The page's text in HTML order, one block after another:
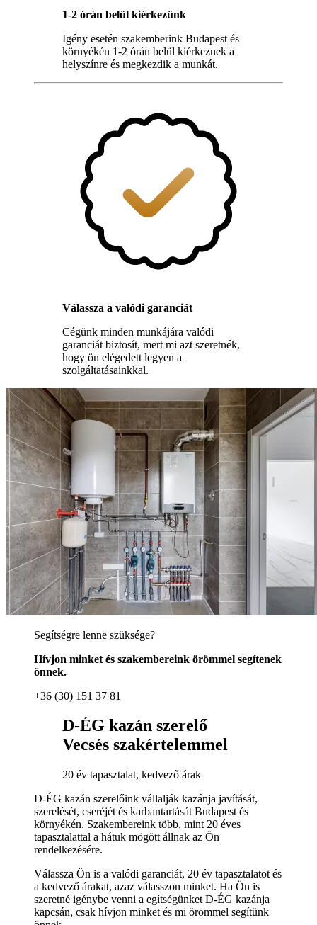
1-2 órán belül kiérkezünk
Igény esetén szakemberink Budapest és
környékén 1-2 órán belül kiérkeznek a
helyszínre és megkezdik a munkát.
Válassza a valódi garanciát
Cégünk minden munkájára valódi
garanciát biztosít, mert mi azt szeretnék,
hogy ön elégedett legyen a
szolgáltatásainkkal.
Segítségre lenne szüksége?
Hívjon minket és szakembereink örömmel segítenek
önnek.
+36 (30) 151 37 81
D-ÉG kazán szerelő
Vecsés szakértelemmel
20 év tapasztalat, kedvező árak
D-ÉG kazán szerelőink vállalják kazánja javítását,
szerelését, cseréjét és karbantartását Budapest és
környékén. Szakembereink több, mint 20 éves
tapasztalattal a hátuk mögött állnak az Ön
rendelkezésére.
Válassza Ön is a valódi garanciát, 20 év tapasztalatot és
a kedvező árakat, azaz válasszon minket. Ha Ön is
szeretné igénybe venni a egítségünket D-ÉG kazánja
kapcsán, csak hívjon minket és mi örömmel segítünk